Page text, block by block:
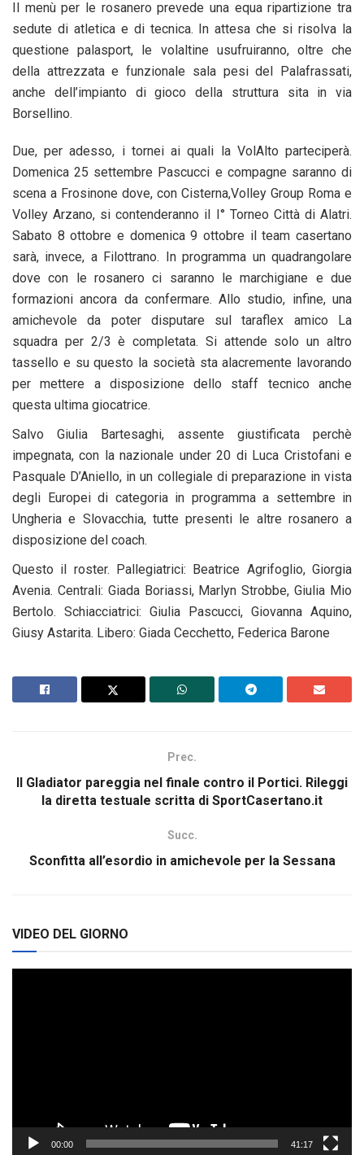
Il menù per le rosanero prevede una equa ripartizione tra
sedute di atletica e di tecnica. In attesa che si risolva la
questione palasport, le volaltine usufruiranno, oltre che
della attrezzata e funzionale sala pesi del Palafrassati,
anche dell’impianto di gioco della struttura sita in via
Borsellino.
Due, per adesso, i tornei ai quali la VolAlto parteciperà.
Domenica 25 settembre Pascucci e compagne saranno di
scena a Frosinone dove, con Cisterna,Volley Group Roma e
Volley Arzano, si contenderanno il I° Torneo Città di Alatri.
Sabato 8 ottobre e domenica 9 ottobre il team casertano
sarà, invece, a Filottrano. In programma un quadrangolare
dove con le rosanero ci saranno le marchigiane e due
formazioni ancora da confermare. Allo studio, infine, una
amichevole da poter disputare sul taraflex amico La
squadra per 2/3 è completata. Si attende solo un altro
tassello e su questo la società sta alacremente lavorando
per mettere a disposizione dello staff tecnico anche
questa ultima giocatrice.
Salvo Giulia Bartesaghi, assente giustificata perchè
impegnata, con la nazionale under 20 di Luca Cristofani e
Pasquale D’Aniello, in un collegiale di preparazione in vista
degli Europei di categoria in programma a settembre in
Ungheria e Slovacchia, tutte presenti le altre rosanero a
disposizione del coach.
Questo il roster. Pallegiatrici: Beatrice Agrifoglio, Giorgia
Avenia. Centrali: Giada Boriassi, Marlyn Strobbe, Giulia Mio
Bertolo. Schiacciatrici: Giulia Pascucci, Giovanna Aquino,
Giusy Astarita. Libero: Giada Cecchetto, Federica Barone
Prec.
Il Gladiator pareggia nel finale contro il Portici. Rileggi
la diretta testuale scritta di SportCasertano.it
Succ.
Sconfitta all’esordio in amichevole per la Sessana
VIDEO DEL GIORNO
00:00 41:17